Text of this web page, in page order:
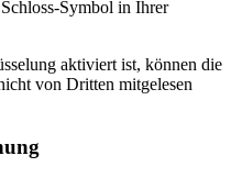
Symbol in Ihrer
aktiviert ist, können die
von Dritten mitgelesen